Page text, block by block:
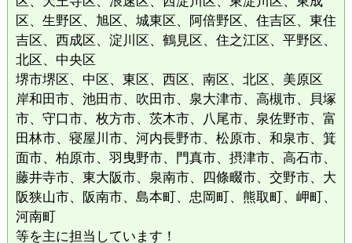
区、生野区、旭区、城東区、阿倍野区、住吉区、東住
吉区、西成区、淀川区、鶴見区、住之江区、平野区、
北区、中央区
堺市堺区、中区、東区、西区、南区、北区、美原区
岸和田市、池田市、吹田市、泉大津市、高槻市、貝塚
市、守口市、枚方市、茨木市、八尾市、泉佐野市、富
田林市、寝屋川市、河内長野市、松原市、和泉市、箕
面市、柏原市、羽曳野市、門真市、摂津市、高石市、
藤井寺市、東大阪市、泉南市、四條畷市、交野市、大
阪狭山市、阪南市、島本町、忠岡町、熊取町、岬町、
河南町
等を主に担当しています！